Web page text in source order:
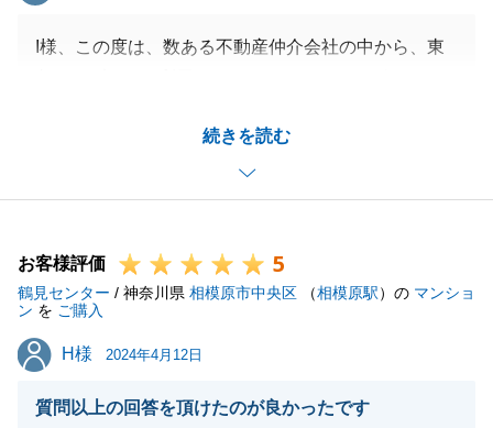
続きを読む
I様、この度は、数ある不動産仲介会社の中から、東
頂いたお言葉を励みに、日々精進してまいります。
今後とも、よろしくお願いいたします。
閉じる
お客様評価 5
鶴見センター / 神奈川県 相模原市中央区 （相模原駅）の マンショ
ン を ご購入
H様
H様 2024年4月12日
質問以上の回答を頂けたのが良かったです